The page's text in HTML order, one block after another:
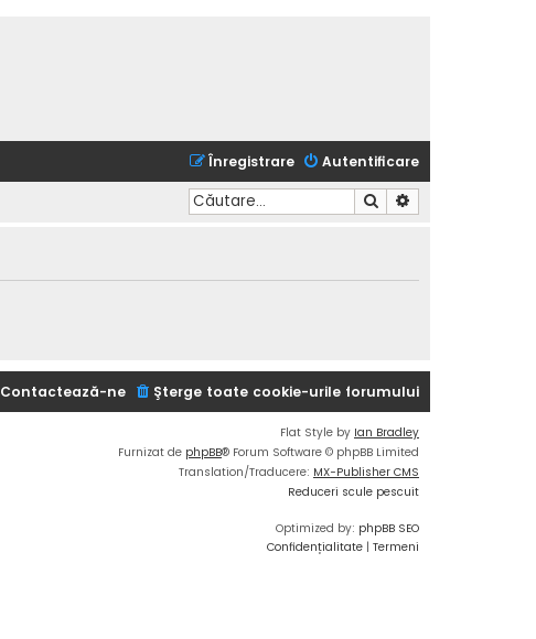
Autentificare
Înregistrare
Căutare
Şterge toate cookie-urile forumului
Contactează-ne
Flat Style by Ian Bradley
Furnizat de phpBB® Forum Software © phpBB Limited
Translation/Traducere: MX-Publisher CMS
Reduceri scule pescuit
Optimized by: phpBB SEO
Confidențialitate | Termeni